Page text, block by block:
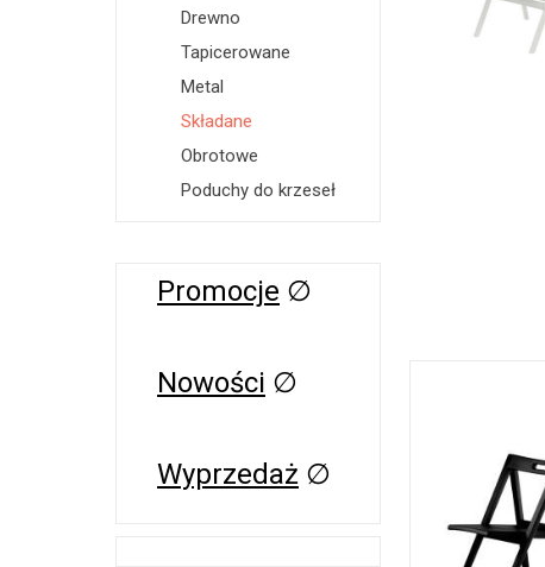
Drewno
Tapicerowane
Metal
Składane
Obrotowe
Poduchy do krzeseł
Promocje ∅
Nowości ∅
Wyprzedaż ∅